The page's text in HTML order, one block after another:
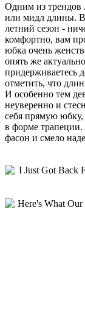
Одним из трендов
или мидл длины. В
летний сезон -
комфортно, вам
юбка очень
опять же
придерживаетесь
отметить, что
И особенно тем
неуверенно и
себя прямую
в форме
фасон и смело